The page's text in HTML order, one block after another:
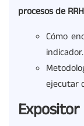
procesos de
Cómo
indicador.
ejecutar
Expositor